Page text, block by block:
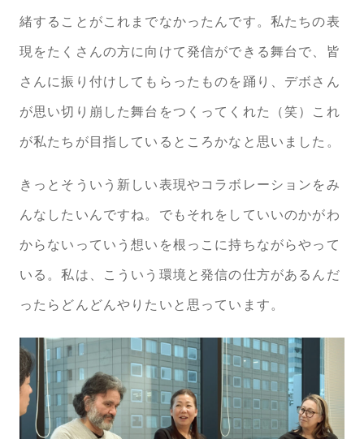
緒することがこれまでなかったんです。私たちの表
現をたくさんの方に向けて発信ができる舞台で、皆
さんに振り付けしてもらったものを踊り、デボさん
が思い切り崩した舞台をつくってくれた（笑）これ
が私たちが目指しているところかなと思いました。
きっとそういう新しい表現やコラボレーションをみ
んなしたいんですね。でもそれをしていいのかがわ
からないっていう想いを根っこに持ちながらやって
いる。私は、こういう環境と発信の仕方があるんだ
ったらどんどんやりたいと思っています。